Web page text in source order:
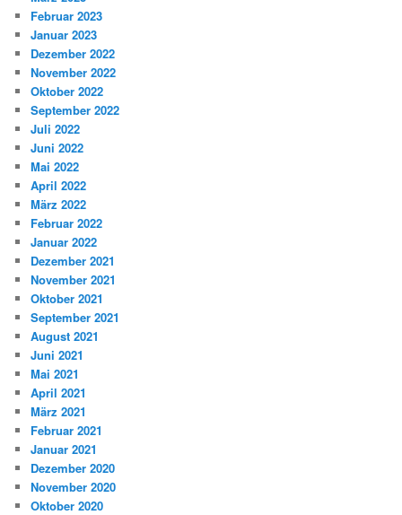
Februar 2023
Januar 2023
Dezember 2022
November 2022
Oktober 2022
September 2022
Juli 2022
Juni 2022
Mai 2022
April 2022
März 2022
Februar 2022
Januar 2022
Dezember 2021
November 2021
Oktober 2021
September 2021
August 2021
Juni 2021
Mai 2021
April 2021
März 2021
Februar 2021
Januar 2021
Dezember 2020
November 2020
Oktober 2020